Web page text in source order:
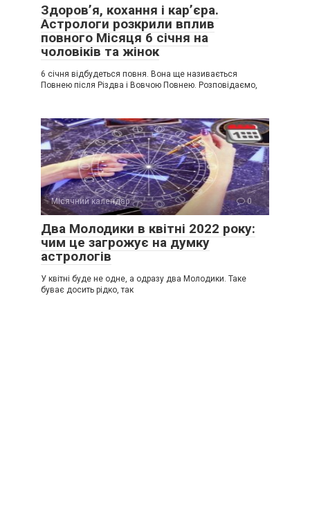
Здоров’я, кохання і кар’єра.
Астрологи розкрили вплив
повного Місяця 6 січня на
чоловіків та жінок
6 січня відбудеться повня. Вона ще називається
Повнею після Різдва і Вовчою Повнею. Розповідаємо,
Місячний календар 0
Два Молодики в квітні 2022 року:
чим це загрожує на думку
астрологів
У квітні буде не одне, а одразу два Молодики. Таке
буває досить рідко, так